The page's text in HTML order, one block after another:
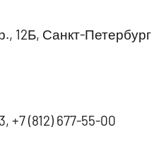
12Б, Санкт-Петербург
+7 (812) 677-55-00